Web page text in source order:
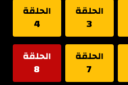
الحلقة
3
الحلقة
4
الحلقة
7
الحلقة
8